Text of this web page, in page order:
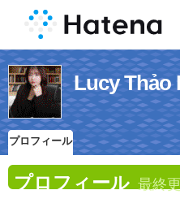
Lucy Thảo
プロフィール
プロフィール 最終